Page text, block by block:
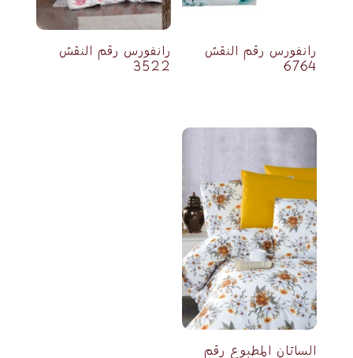
رانفورس رقم النقش
6764
رانفورس رقم النقش
3522
الساتان المطبوع رقم